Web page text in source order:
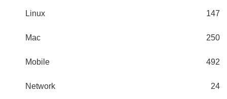
Linux 147
Mac 250
Mobile 492
Network 24